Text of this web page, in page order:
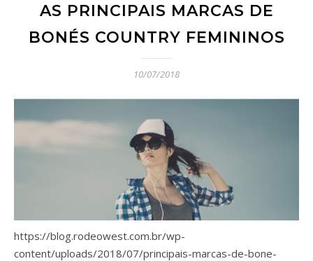
AS PRINCIPAIS MARCAS DE
BONÉS COUNTRY FEMININOS
10/07/2018
https://blog.rodeowest.com.br/wp-
content/uploads/2018/07/principais-marcas-de-bone-